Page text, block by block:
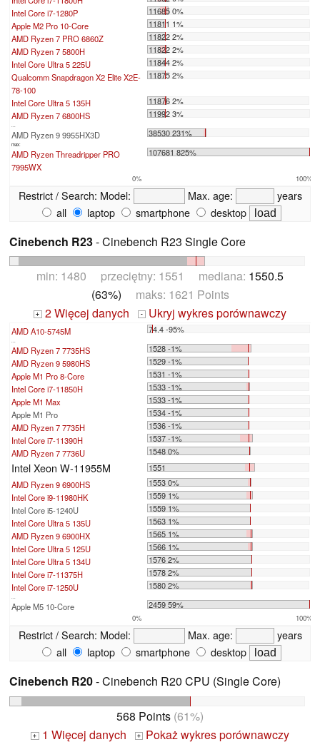
Intel Core i7-1280P
11685 0%
Apple M2 Pro 10-Core
11811 1%
AMD Ryzen 7 PRO 6860Z
11822 2%
AMD Ryzen 7 5800H
11822 2%
Intel Core Ultra 5 225U
11844 2%
Qualcomm Snapdragon X2 Elite X2E-
78-100
11875 2%
Intel Core Ultra 5 135H
11876 2%
AMD Ryzen 7 6800HS
11992 3%
AMD Ryzen 9 9955HX3D 38530 231%
max:
AMD Ryzen Threadripper PRO
7995WX
107681 825%
0% 100%
Restrict / Search: Model: Max. age:
years
all
laptop smartphone desktop
Cinebench R23- Cinebench R23 Single Core
min: 1480 przeciętny: 1551 mediana: 1550.5
(63%) maks: 1621 Points
+ 2 Więcej danych - Ukryj wykres porównawczy
AMD A10-5745M 74.4 -95%
...
AMD Ryzen 7 7735HS
1528 -1%
AMD Ryzen 9 5980HS
1529 -1%
Apple M1 Pro 8-Core
1531 -1%
Intel Core i7-11850H
1533 -1%
Apple M1 Max
1533 -1%
Apple M1 Pro
1534 -1%
AMD Ryzen 7 7735H
1536 -1%
Intel Core i7-11390H
1537 -1%
AMD Ryzen 7 7736U
1548 0%
Intel Xeon W-11955M
1551
AMD Ryzen 9 6900HS
1553 0%
Intel Core i9-11980HK
1559 1%
Intel Core i5-1240U
1559 1%
Intel Core Ultra 5 135U
1563 1%
AMD Ryzen 9 6900HX
1565 1%
Intel Core Ultra 5 125U
1566 1%
Intel Core Ultra 5 134U
1576 2%
Intel Core i7-11375H
1578 2%
Intel Core i7-1250U
1580 2%
...
Apple M5 10-Core 2459 59%
0% 100%
Restrict / Search: Model: Max. age:
years
all
laptop smartphone desktop
Cinebench R20- Cinebench R20 CPU (Single Core)
568 Points (61%)
+ 1 Więcej danych +
Pokaż wykres porównawczy